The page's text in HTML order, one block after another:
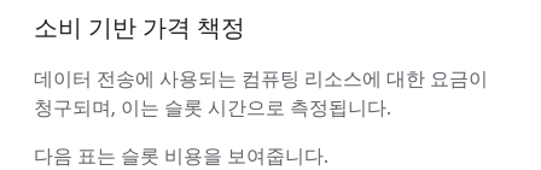
소비 기반 가격 책정
데이터 전송에 사용되는 컴퓨팅 리소스에 대한 요금이
청구되며, 이는 슬롯 시간으로 측정됩니다.
다음 표는 슬롯 비용을 보여줍니다.